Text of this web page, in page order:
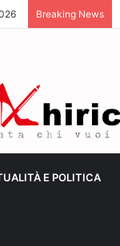
Breaking News
E POLITICA